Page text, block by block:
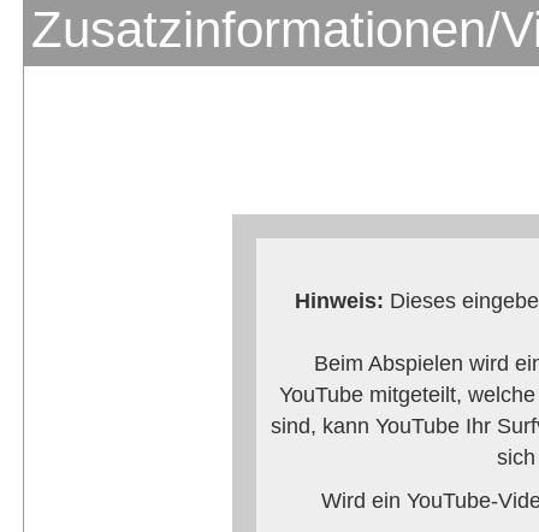
Zusatzinformationen/
Hinweis: Dieses
Beim Abspielen wird
YouTube mitgeteilt,
sind, kann YouTube Ihr
Wird ein YouTube-